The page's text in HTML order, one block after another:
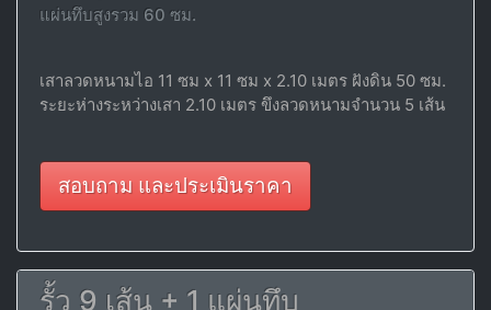
แผ่นทึบสูงรวม 60 ซม.
เสาลวดหนามไอ 11 ซม x 11 ซม x 2.10 เมตร ฝังดิน 50 ซม.
ระยะห่างระหว่างเสา 2.10 เมตร ขึงลวดหนามจำนวน 5 เส้น
สอบถาม และประเมินราคา
รั้ว 9 เส้น + 1 แผ่นทึบ